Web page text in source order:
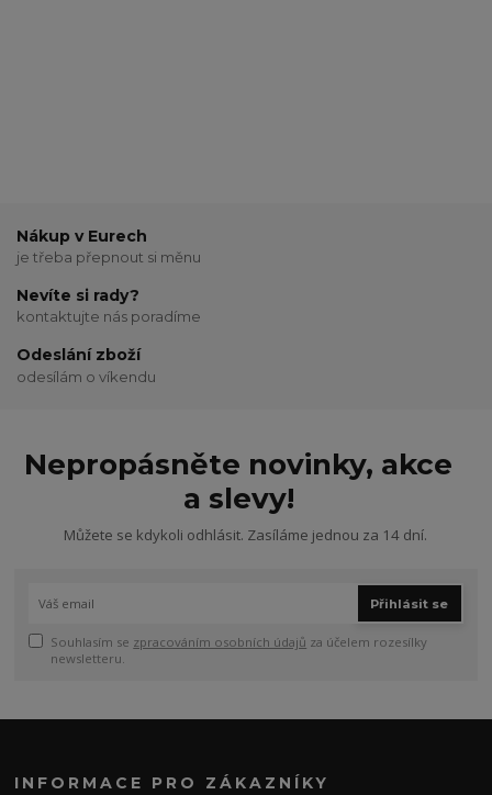
Nákup v Eurech
je třeba přepnout si měnu
Nevíte si rady?
kontaktujte nás poradíme
Odeslání zboží
odesílám o víkendu
Nepropásněte novinky, akce
a slevy!
Můžete se kdykoli odhlásit. Zasíláme jednou za 14 dní.
Přihlásit se
Souhlasím se zpracováním osobních údajů za účelem rozesílky
newsletteru.
INFORMACE PRO ZÁKAZNÍKY